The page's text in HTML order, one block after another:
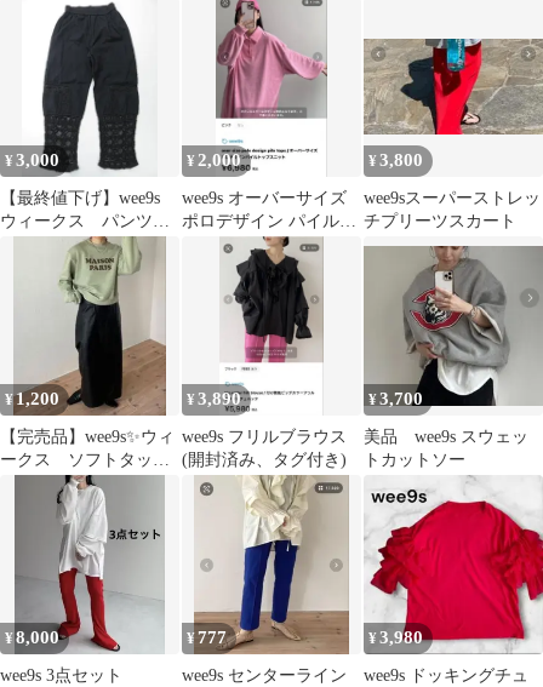
ーツスカート
ラーフリルハーフブラ
¥3,000
【最終値下げ】wee9s
ウィークス パンツ
裾レース 黒 S
¥ 2,000
wee9s オーバーサイズ
ポロデザイン パイルト
ップス
¥3,800
wee9sスーパーストレッ
チプリーツスカート
¥1,200
【完売品】wee9s✨ウィ
ークス ソフトタッチ
ロゴデザインスウェッ
トブラック系F
¥3,890
wee9s フリルブラウス
(開封済み、タグ付き)
¥3,700
美品 wee9s スウェッ
トカットソー
¥8,000
wee9s 3点セット
¥777
wee9s センターライン
¥3,980
wee9s ドッキングチュ